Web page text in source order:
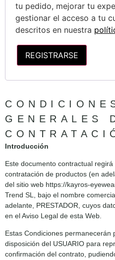
tu pedido, mejorar tu
gestionar el acceso a tu
descritos en nuestra
REGISTRARSE
GENERALES
Introducción
Este documento contractual
contratación de productos (en
del sitio web https://kayros-
Trend SL, bajo el nombre
adelante, PRESTADOR, cuyos
en el Aviso Legal de esta Web.
Estas Condiciones permanecerán
disposición del USUARIO para
confirmación del contrato,